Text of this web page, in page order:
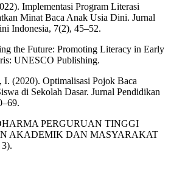
Implementasi Program Literasi
Minat Baca Anak Usia Dini. Jurnal
Indonesia, 7(2), 45–52.
the Future: Promoting Literacy in Early
UNESCO Publishing.
(2020). Optimalisasi Pojok Baca
di Sekolah Dasar. Jurnal Pendidikan
PERGURUAN TINGGI
AKADEMIK DAN MASYARAKAT